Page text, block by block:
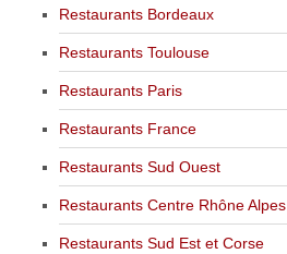
Restaurants Bordeaux
Restaurants Toulouse
Restaurants Paris
Restaurants France
Restaurants Sud Ouest
Restaurants Centre Rhône Alpes
Restaurants Sud Est et Corse